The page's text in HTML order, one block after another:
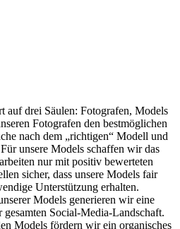
auf drei Säulen: Fotografen, Models
Fotografen den bestmöglichen
nach dem „richtigen“ Modell und
unsere Models schaffen wir das
nur mit positiv bewerteten
sicher, dass unsere Models fair
Unterstützung erhalten.
Models generieren wir eine
Social-Media-Landschaft.
Models fördern wir ein organisches